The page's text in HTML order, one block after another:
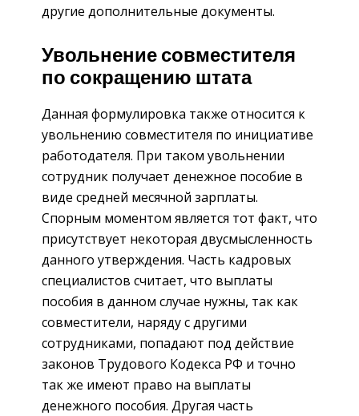
другие дополнительные документы.
Увольнение совместителя
по сокращению штата
Данная формулировка также относится к
увольнению совместителя по инициативе
работодателя. При таком увольнении
сотрудник получает денежное пособие в
виде средней месячной зарплаты.
Спорным моментом является тот факт, что
присутствует некоторая двусмысленность
данного утверждения. Часть кадровых
специалистов считает, что выплаты
пособия в данном случае нужны, так как
совместители, наряду с другими
сотрудниками, попадают под действие
законов Трудового Кодекса РФ и точно
так же имеют право на выплаты
денежного пособия. Другая часть